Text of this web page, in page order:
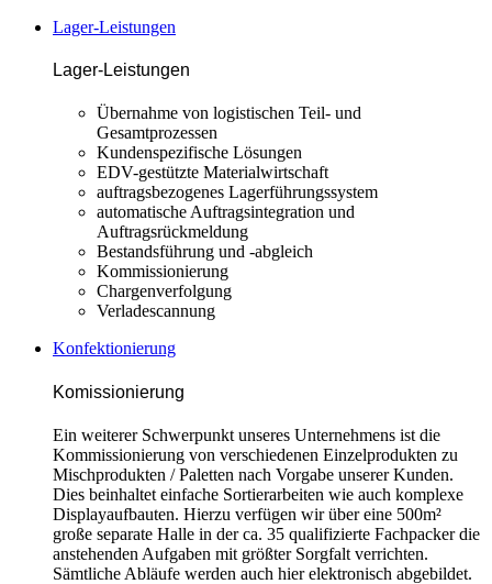
Lager-Leistungen
Lager-Leistungen
Übernahme von logistischen Teil- und
Gesamtprozessen
Kundenspezifische Lösungen
EDV-gestützte Materialwirtschaft
auftragsbezogenes Lagerführungssystem
automatische Auftragsintegration und
Auftragsrückmeldung
Bestandsführung und -abgleich
Kommissionierung
Chargenverfolgung
Verladescannung
Konfektionierung
Komissionierung
Ein weiterer Schwerpunkt unseres Unternehmens ist die
Kommissionierung von verschiedenen Einzelprodukten zu
Mischprodukten / Paletten nach Vorgabe unserer Kunden.
Dies beinhaltet einfache Sortierarbeiten wie auch komplexe
Displayaufbauten. Hierzu verfügen wir über eine 500m²
große separate Halle in der ca. 35 qualifizierte Fachpacker die
anstehenden Aufgaben mit größter Sorgfalt verrichten.
Sämtliche Abläufe werden auch hier elektronisch abgebildet.